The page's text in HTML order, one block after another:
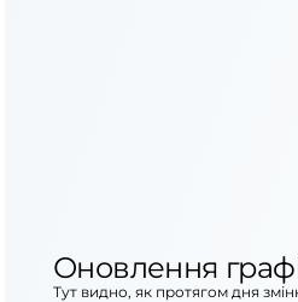
Оновлення
Тут видно, як протягом дня